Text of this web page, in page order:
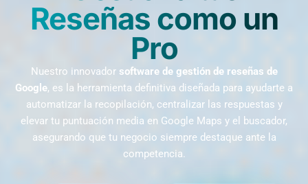
Reseñas como un
Pro
Nuestro innovador software de gestión de reseñas de
Google, es la herramienta definitiva diseñada para ayudarte a
automatizar la recopilación, centralizar las respuestas y
elevar tu puntuación media en Google Maps y el buscador,
asegurando que tu negocio siempre destaque ante la
competencia.